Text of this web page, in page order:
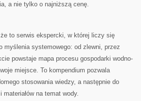
a nie tylko o najniższą cenę.
to serwis ekspercki, w której liczy się
myślenia systemowego: od zlewni, przez
powstaje mapa procesu gospodarki wodno-
miejsce. To kompendium pozwala
stosowania wiedzy, a następnie do
na temat wody.